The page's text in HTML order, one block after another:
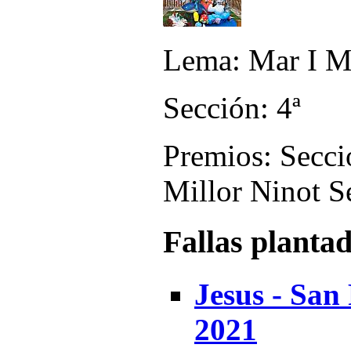
Lema: Mar I
Sección: 4ª
Premios:
Millor Ninot
Fallas
Jesus -
2021